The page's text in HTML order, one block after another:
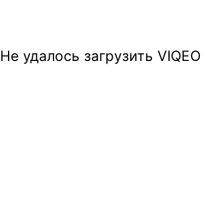
Не удалось загрузить VIQEO